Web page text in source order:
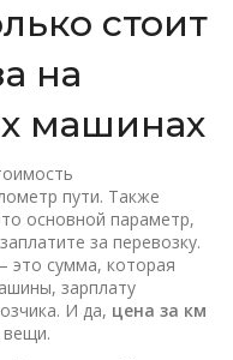
стоит
на
машинах
пути. Также
основной параметр,
за перевозку.
это сумма, которая
зарплату
И да, цена за км